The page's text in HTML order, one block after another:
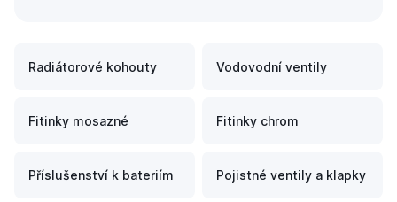
Radiátorové kohouty Vodovodní ventily
Fitinky mosazné Fitinky chrom
Příslušenství k bateriím Pojistné ventily a klapky